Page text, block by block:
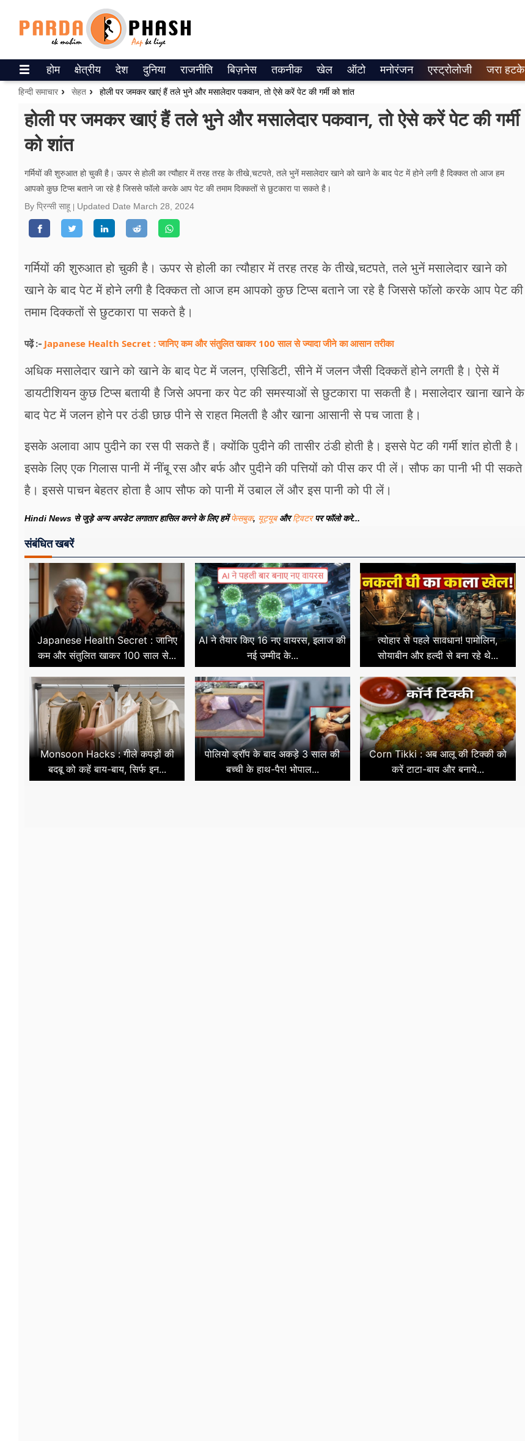
ePaper
वेब स्टोरीज
उत्तर प्रदेश
गैलरी
वीडियो
रिलेशनशिप
सेहत
ब्‍यूटी
शिक्षा
अन्य खबरें
होम क्षेत्रीय देश दुनिया राजनीति बिज़नेस तकनीक खेल ऑटो मनोरंजन एस्ट्रोलोजी जरा हटके
हिन्दी समाचार सेहत होली पर जमकर खाएं हैं तले भुने और मसालेदार पकवान, तो ऐसे करें पेट की गर्मी को शांत
होली पर जमकर खाएं हैं तले भुने और मसालेदार पकवान, तो ऐसे करें पेट की गर्मी
को शांत
गर्मियों की शुरुआत हो चुकी है। ऊपर से होली का त्यौहार में तरह तरह के तीखे,चटपते, तले भुनें मसालेदार खाने को खाने के बाद पेट में होने लगी है दिक्कत तो आज हम
आपको कुछ टिप्स बताने जा रहे है जिससे फॉलो करके आप पेट की तमाम दिक्कतों से छुटकारा पा सकते है।
By प्रिन्सी साहू
Updated Date March 28, 2024
गर्मियों की शुरुआत हो चुकी है। ऊपर से होली का त्यौहार में तरह तरह के तीखे,चटपते, तले भुनें मसालेदार खाने को
खाने के बाद पेट में होने लगी है दिक्कत तो आज हम आपको कुछ टिप्स बताने जा रहे है जिससे फॉलो करके आप पेट की
तमाम दिक्कतों से छुटकारा पा सकते है।
पढ़ें :- Japanese Health Secret : जानिए कम और संतुलित खाकर 100 साल से ज्यादा जीने का आसान तरीका
अधिक मसालेदार खाने को खाने के बाद पेट में जलन, एसिडिटी, सीने में जलन जैसी दिक्कतें होने लगती है। ऐसे में
डायटीशियन कुछ टिप्स बतायी है जिसे अपना कर पेट की समस्याओं से छुटकारा पा सकती है। मसालेदार खाना खाने के
बाद पेट में जलन होने पर ठंडी छाछ पीने से राहत मिलती है और खाना आसानी से पच जाता है।
इसके अलावा आप पुदीने का रस पी सकते हैं। क्योंकि पुदीने की तासीर ठंडी होती है। इससे पेट की गर्मी शांत होती है।
इसके लिए एक गिलास पानी में नींबू रस और बर्फ और पुदीने की पत्तियों को पीस कर पी लें। सौफ का पानी भी पी सकते
है। इससे पाचन बेहतर होता है आप सौफ को पानी में उबाल लें और इस पानी को पी लें।
Hindi News से जुड़े अन्य अपडेट लगातार हासिल करने के लिए हमेंफेसबुक, यूट्यूबऔरट्विटरपर फॉलो करे...
संबंधित खबरें
Japanese Health Secret : जानिए
कम और संतुलित खाकर 100 साल से...
AI ने तैयार किए 16 नए वायरस, इलाज की
नई उम्मीद के...
त्योहार से पहले सावधान! पामोलिन,
सोयाबीन और हल्दी से बना रहे थे...
Monsoon Hacks : गीले कपड़ों की
बदबू को कहें बाय-बाय, सिर्फ इन...
पोलियो ड्रॉप के बाद अकड़े 3 साल की
बच्ची के हाथ-पैर! भोपाल...
Corn Tikki : अब आलू की टिक्की को
करें टाटा-बाय और बनाये...